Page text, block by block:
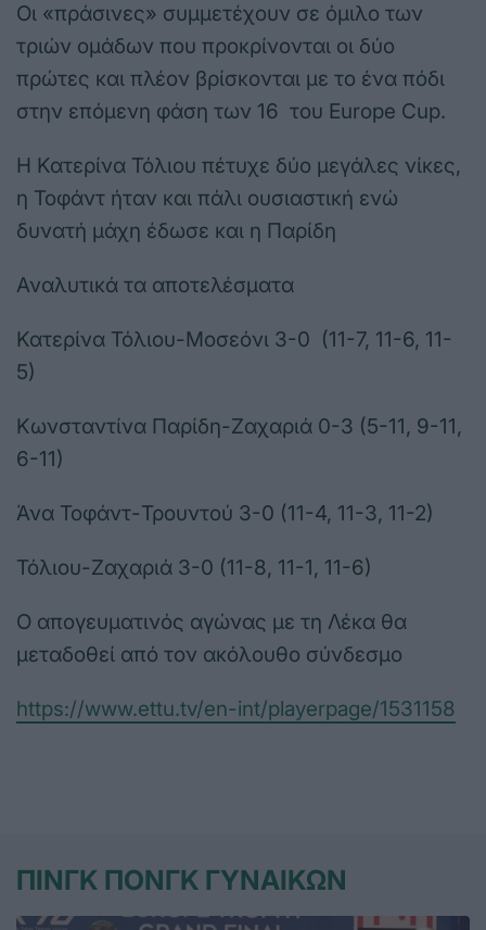
Οι «πράσινες» συμμετέχουν σε όμιλο των
τριών ομάδων που προκρίνονται οι δύο
πρώτες και πλέον βρίσκονται με το ένα πόδι
στην επόμενη φάση των 16 του Europe Cup.
Η Κατερίνα Τόλιου πέτυχε δύο μεγάλες νίκες,
η Τοφάντ ήταν και πάλι ουσιαστική ενώ
δυνατή μάχη έδωσε και η Παρίδη
Αναλυτικά τα αποτελέσματα
Κατερίνα Τόλιου-Μοσεόνι 3-0 (11-7, 11-6, 11-
5)
Κωνσταντίνα Παρίδη-Ζαχαριά 0-3 (5-11, 9-11,
6-11)
Άνα Τοφάντ-Τρουντού 3-0 (11-4, 11-3, 11-2)
Τόλιου-Ζαχαριά 3-0 (11-8, 11-1, 11-6)
Ο απογευματινός αγώνας με τη Λέκα θα
μεταδοθεί από τον ακόλουθο σύνδεσμο
https://www.ettu.tv/en-int/playerpage/1531158
ΠΙΝΓΚ ΠΟΝΓΚ ΓΥΝΑΙΚΩΝ